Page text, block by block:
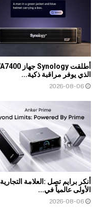
الذي يوفر مراقبة ذكية...
2026-08-06
أنكر برايم تصل :العلامة التجارية
الأولى عالمياً في...
2026-08-06